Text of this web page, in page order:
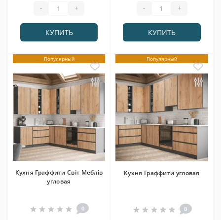
- +
КУПИТЬ
- +
КУПИТЬ
Популярный
Кухня Граффити Світ Меблів
угловая
0
Популярный
Кухня Граффити угловая
0